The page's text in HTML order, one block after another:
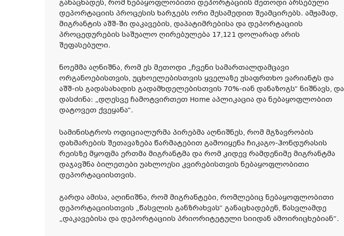
განაცხადეს, რომ ნებაყოფლობითი დეპორტაციის მეთოდი არსებული
დეპორტაციის პროცესის ხარჯებს ორი მესამედით შეამცირებს. ამჟამად,
მიგრანტის აშშ-ში დაკავების, დაპატიმრებისა და დეპორტაციის
პროცედურების საშუალო ღირებულება 17,121 დოლარად არის
შეფასებული.
ნოემმა აღნიშნა, რომ ეს მეთოდი „ჩვენი სამართალდამცავი
ორგანოებისთვის, უცხოელებისთვის ყველაზე უსაფრთხო ვარიანტს და
აშშ-ის გადასახადის გადამხდელებისთვის 70%-იან დანაზოგს“ ნიშნავს, და
დასძინა: „დღესვე ჩამოტვირთეთ Home აპლიკაცია და ნებაყოფლობით
დატოვეთ ქვეყანა“.
სამინისტროს ოფიციალურმა პირებმა აღნიშნეს, რომ მგზავრობის
დახმარების შეთავაზება წარმატებით გამოიყენა ჩიკაგო-ჰონდურასის
რეისზე მყოფმა ერთმა მიგრანტმა და რომ კიდევ რამდენიმე მიგრანტმა
დაჯავშნა ბილეთები უახლოესი კვირებისთვის ნებაყოფლობითი
დეპორტაციისთვის.
გარდა ამისა, აღინიშნა, რომ მიგრანტები, რომლებიც ნებაყოფლობითი
დეპორტაციისთვის „წასვლის განზრახვას“ განაცხადებენ, წასვლამდე
„დაკავებისა და დეპორტაციის პრიორიტეტული სიიდან ამოირიცხებიან“.